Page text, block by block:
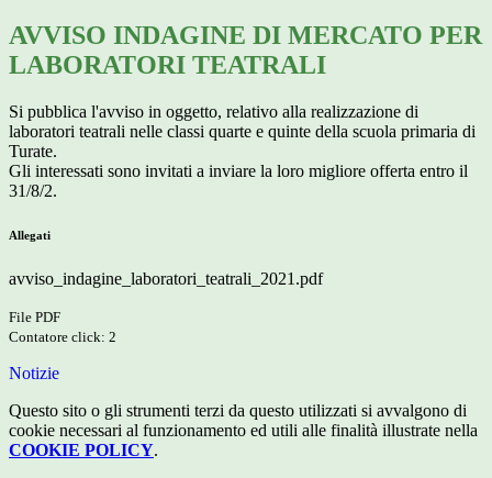
AVVISO INDAGINE DI MERCATO PER
LABORATORI TEATRALI
Si pubblica l'avviso in oggetto, relativo alla realizzazione di
laboratori teatrali nelle classi quarte e quinte della scuola primaria di
Turate.
Gli interessati sono invitati a inviare la loro migliore offerta entro il
31/8/2.
Allegati
avviso_indagine_laboratori_teatrali_2021.pdf
File PDF
Contatore click: 2
Notizie
Questo sito o gli strumenti terzi da questo utilizzati si avvalgono di
cookie necessari al funzionamento ed utili alle finalità illustrate nella
COOKIE POLICY.